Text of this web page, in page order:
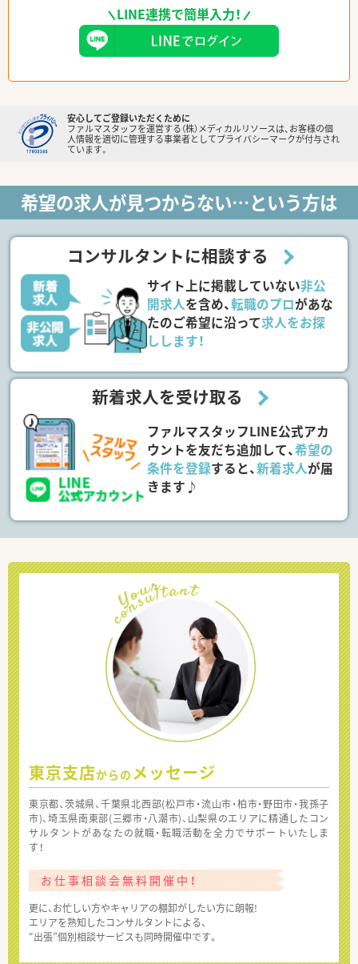
LINE連携で簡単入力！
安心してご登録いただくために
ファルマスタッフを運営する（株）メディカルリソースは、お客様の個
人情報を適切に管理する事業者としてプライバシーマークが付与され
ています。
希望の求人が見つからない…という方は
コンサルタントに相談する
サイト上に掲載していない非公
開求人を含め、転職のプロがあな
たのご希望に沿って求人をお探
しします！
新着求人を受け取る
ファルマスタッフLINE公式アカ
ウントを友だち追加して、希望の
条件を登録すると、新着求人が届
きます♪
東京支店からの メッセージ
東京都、茨城県、千葉県北西部(松戸市・流山市・柏市・野田市・我孫子
市)、埼玉県南東部(三郷市・八潮市)、山梨県のエリアに精通したコン
サルタントがあなたの就職・転職活動を全力でサポートいたしま
す！
お仕事相談会無料開催中！
更に、お忙しい方やキャリアの棚卸がしたい方に朗報!
エリアを熟知したコンサルタントによる、
“出張”個別相談サービスも同時開催中です。